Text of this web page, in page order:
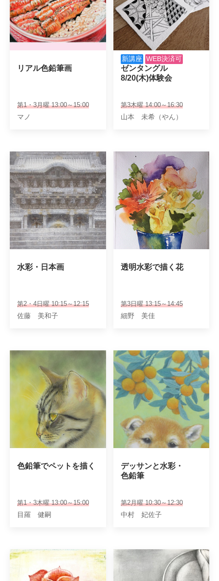
リアル色鉛筆画
第1・3月曜 13:00～15:00
マノ
新講座 WEB決済可
ゼンタングル
8/20(木)体験会
第3木曜 14:00～16:30
山本 未希（やん）
水彩・日本画
第2・4日曜 10:15～12:15
佐藤 美和子
透明水彩で描く花
第3日曜 13:15～14:45
細野 美佳
色鉛筆でペットを描く
第1・3木曜 13:00～15:00
目羅 健嗣
デッサンと水彩・
色鉛筆
第2月曜 10:30～12:30
中村 妃佐子